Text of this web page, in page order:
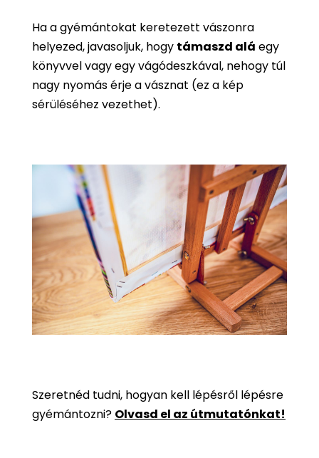
Ha a gyémántokat keretezett vászonra
helyezed, javasoljuk, hogy támaszd alá egy
könyvvel vagy egy vágódeszkával, nehogy túl
nagy nyomás érje a vásznat (ez a kép
sérüléséhez vezethet).
Szeretnéd tudni, hogyan kell lépésről lépésre
gyémántozni? Olvasd el az útmutatónkat!